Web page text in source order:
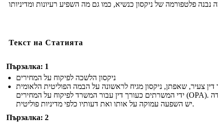
Текст на Статията
Пързалка: 1
ניקסון הלשכה לפיקוח על המחירים
דין צעיר, שאפתן, ניקסון מגיח לראשונה על הבמה הפוליטית הלאומית
ידי המשרתים כעורך דין עבור המשרד לפיקוח על המחירים (OPA). העמדה
יש ​​השפעה עמוקה על אותו ואת דעותיו כלפי מדיניות פוליטית.
Пързалка: 2